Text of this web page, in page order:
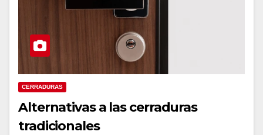
CERRADURAS
Alternativas a las cerraduras
tradicionales